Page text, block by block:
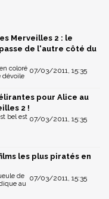
Merveilles 2 : le
de l'autre côté du
07/03/2011, 15:35
coloré
dévoile
pour Alice au
2 !
07/03/2011, 15:35
bel est
les plus piratés en
07/03/2011, 15:35
de
au